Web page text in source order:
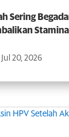
Sering
Jul 20, 2026